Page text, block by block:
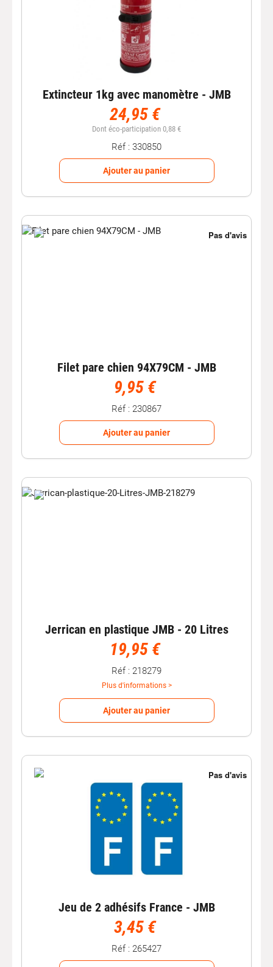
Extincteur 1kg avec manomètre - JMB
24,95 €
Dont éco-participation 0,88 €
Réf : 330850
Ajouter au panier
Filet pare chien 94X79CM - JMB
9,95 €
Réf : 230867
Ajouter au panier
Jerrican en plastique JMB - 20 Litres
19,95 €
Réf : 218279
Plus d'informations >
Ajouter au panier
Jeu de 2 adhésifs France - JMB
3,45 €
Réf : 265427